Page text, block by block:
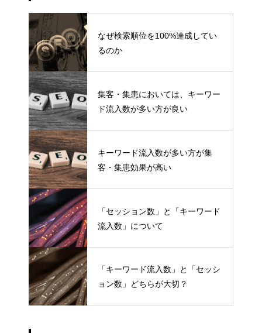
なぜ検索順位を100%達成してい
るのか
集客・集患においては、キーワー
ド流入数が多い方が良い
キーワード流入数が多い方が集
客・集患効果が高い
「セッション数」と「キーワード
流入数」について
「キーワード流入数」と「セッシ
ョン数」どちらが大切？